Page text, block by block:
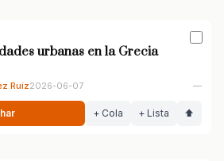
urbanas en la Grecia
Ruíz2026-06-07 —
+ Cola + Lista ⬆